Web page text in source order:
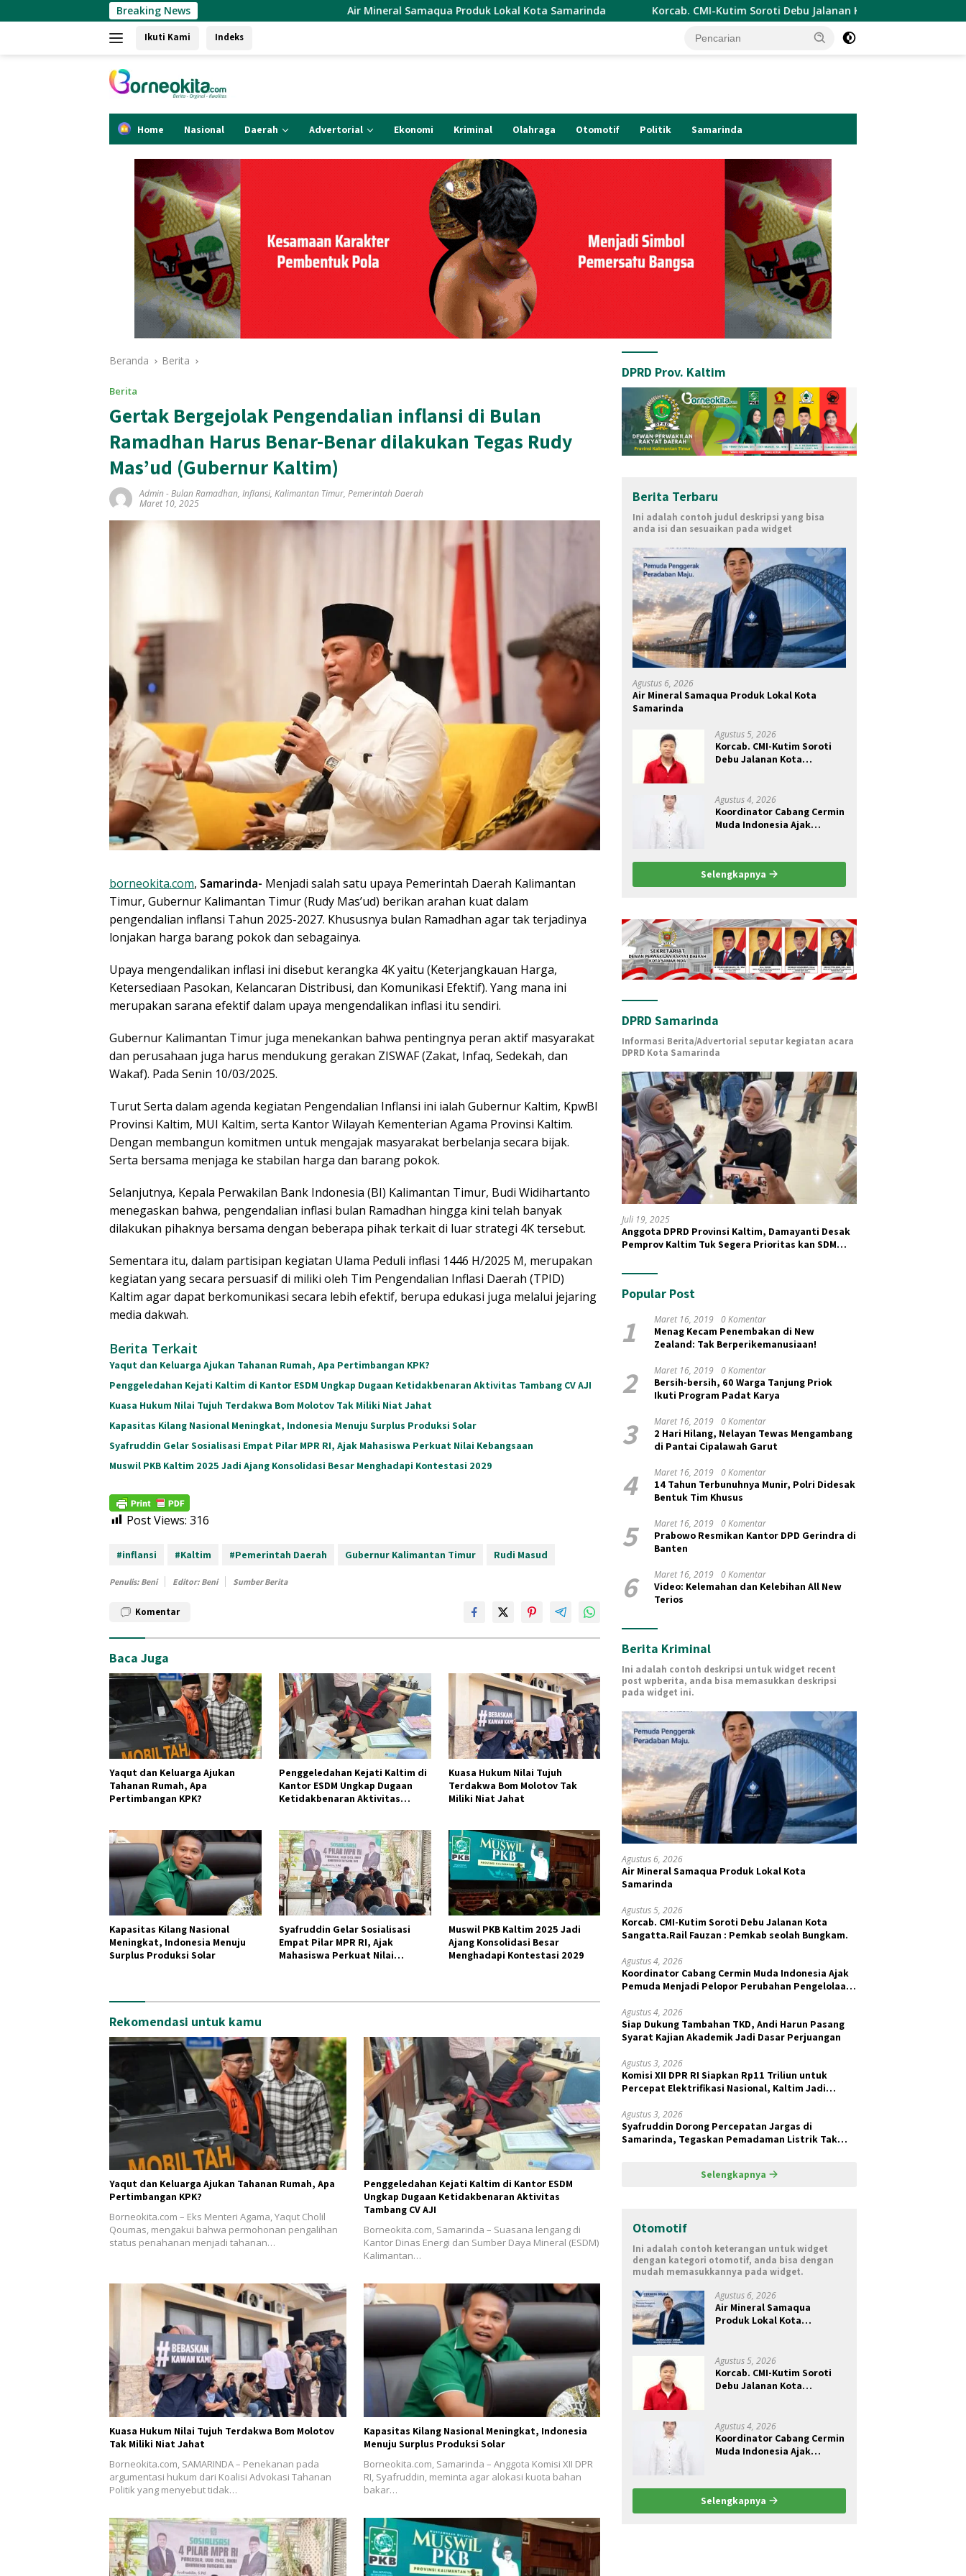
ke
Breaking News Air Mineral Samaqua Produk Lokal Kota Samarinda Korcab. CMI-Kutim Soroti Debu Jalanan Kota Sangatta.Rail Fauzan : Pemkab seolah
Ikuti Kami Indeks
Home Nasional Daerah Advertorial Ekonomi Kriminal Olahraga Otomotif Politik Samarinda
Beranda Berita
Berita
Gertak Bergejolak Pengendalian inflansi di Bulan
Ramadhan Harus Benar-Benar dilakukan Tegas Rudy
Mas’ud (Gubernur Kaltim)
Admin-Bulan Ramadhan, Inflansi, Kalimantan Timur, Pemerintah Daerah
Maret 10, 2025
borneokita.com, Samarinda- Menjadi salah satu upaya Pemerintah Daerah Kalimantan
Timur, Gubernur Kalimantan Timur (Rudy Mas’ud) berikan arahan kuat dalam
pengendalian inflansi Tahun 2025-2027. Khususnya bulan Ramadhan agar tak terjadinya
lonjakan harga barang pokok dan sebagainya.
Upaya mengendalikan inflasi ini disebut kerangka 4K yaitu (Keterjangkauan Harga,
Ketersediaan Pasokan, Kelancaran Distribusi, dan Komunikasi Efektif). Yang mana ini
merupakan sarana efektif dalam upaya mengendalikan inflasi itu sendiri.
Gubernur Kalimantan Timur juga menekankan bahwa pentingnya peran aktif masyarakat
dan perusahaan juga harus mendukung gerakan ZISWAF (Zakat, Infaq, Sedekah, dan
Wakaf). Pada Senin 10/03/2025.
Turut Serta dalam agenda kegiatan Pengendalian Inflansi ini ialah Gubernur Kaltim, KpwBI
Provinsi Kaltim, MUI Kaltim, serta Kantor Wilayah Kementerian Agama Provinsi Kaltim.
Dengan membangun komitmen untuk mengajak masyarakat berbelanja secara bijak.
Serta bersama menjaga ke stabilan harga dan barang pokok.
Selanjutnya, Kepala Perwakilan Bank Indonesia (BI) Kalimantan Timur, Budi Widihartanto
menegaskan bahwa, pengendalian inflasi bulan Ramadhan hingga kini telah banyak
dilakukan pihaknya bersama dengan beberapa pihak terkait di luar strategi 4K tersebut.
Sementara itu, dalam partisipan kegiatan Ulama Peduli inflasi 1446 H/2025 M, merupakan
kegiatan yang secara persuasif di miliki oleh Tim Pengendalian Inflasi Daerah (TPID)
Kaltim agar dapat berkomunikasi secara lebih efektif, berupa edukasi juga melalui jejaring
media dakwah.
Berita Terkait
Yaqut dan Keluarga Ajukan Tahanan Rumah, Apa Pertimbangan KPK?
Penggeledahan Kejati Kaltim di Kantor ESDM Ungkap Dugaan Ketidakbenaran Aktivitas Tambang CV AJI
Kuasa Hukum Nilai Tujuh Terdakwa Bom Molotov Tak Miliki Niat Jahat
Kapasitas Kilang Nasional Meningkat, Indonesia Menuju Surplus Produksi Solar
Syafruddin Gelar Sosialisasi Empat Pilar MPR RI, Ajak Mahasiswa Perkuat Nilai Kebangsaan
Muswil PKB Kaltim 2025 Jadi Ajang Konsolidasi Besar Menghadapi Kontestasi 2029
Post Views: 316
#inflansi #Kaltim #Pemerintah Daerah Gubernur Kalimantan Timur Rudi Masud
Penulis: Beni Editor: Beni Sumber Berita
Komentar
Baca Juga
Yaqut dan Keluarga Ajukan
Tahanan Rumah, Apa
Pertimbangan KPK?
Penggeledahan Kejati Kaltim di
Kantor ESDM Ungkap Dugaan
Ketidakbenaran Aktivitas
Kuasa Hukum Nilai Tujuh
Terdakwa Bom Molotov Tak
Miliki Niat Jahat
Kapasitas Kilang Nasional
Meningkat, Indonesia Menuju
Surplus Produksi Solar
Syafruddin Gelar Sosialisasi
Empat Pilar MPR RI, Ajak
Mahasiswa Perkuat Nilai
Muswil PKB Kaltim 2025 Jadi
Ajang Konsolidasi Besar
Menghadapi Kontestasi 2029
Rekomendasi untuk kamu
Yaqut dan Keluarga Ajukan Tahanan Rumah, Apa
Pertimbangan KPK?
Borneokita.com – Eks Menteri Agama, Yaqut Cholil
Qoumas, mengakui bahwa permohonan pengalihan
status penahanan menjadi tahanan…
Penggeledahan Kejati Kaltim di Kantor ESDM
Ungkap Dugaan Ketidakbenaran Aktivitas
Tambang CV AJI
Borneokita.com, Samarinda – Suasana lengang di
Kantor Dinas Energi dan Sumber Daya Mineral (ESDM)
Kalimantan…
Kuasa Hukum Nilai Tujuh Terdakwa Bom Molotov
Tak Miliki Niat Jahat
Borneokita.com, SAMARINDA – Penekanan pada
argumentasi hukum dari Koalisi Advokasi Tahanan
Politik yang menyebut tidak…
Kapasitas Kilang Nasional Meningkat, Indonesia
Menuju Surplus Produksi Solar
Borneokita.com, Samarinda – Anggota Komisi XII DPR
RI, Syafruddin, meminta agar alokasi kuota bahan
bakar…
DPRD Prov. Kaltim
Berita Terbaru
Ini adalah contoh judul deskripsi yang bisa
anda isi dan sesuaikan pada widget
Agustus 6, 2026
Air Mineral Samaqua Produk Lokal Kota
Samarinda
Agustus 5, 2026
Korcab. CMI-Kutim Soroti
Debu Jalanan Kota
Agustus 4, 2026
Koordinator Cabang Cermin
Muda Indonesia Ajak
Sampah Berkelanjutan
Selengkapnya
DPRD Samarinda
Informasi Berita/Advertorial seputar kegiatan acara
DPRD Kota Samarinda
Juli 19, 2025
Anggota DPRD Provinsi Kaltim, Damayanti Desak
Pemprov Kaltim Tuk Segera Prioritas kan SDM
Popular Post
1 Maret 16, 2019 0 Komentar
Menag Kecam Penembakan di New
Zealand: Tak Berperikemanusiaan!
2 Maret 16, 2019 0 Komentar
Bersih-bersih, 60 Warga Tanjung Priok
Ikuti Program Padat Karya
3 Maret 16, 2019 0 Komentar
2 Hari Hilang, Nelayan Tewas Mengambang
di Pantai Cipalawah Garut
4 Maret 16, 2019 0 Komentar
14 Tahun Terbunuhnya Munir, Polri Didesak
Bentuk Tim Khusus
5 Maret 16, 2019 0 Komentar
Prabowo Resmikan Kantor DPD Gerindra di
Banten
6 Maret 16, 2019 0 Komentar
Video: Kelemahan dan Kelebihan All New
Terios
Berita Kriminal
Ini adalah contoh deskripsi untuk widget recent
post wpberita, anda bisa memasukkan deskripsi
pada widget ini.
Agustus 6, 2026
Air Mineral Samaqua Produk Lokal Kota
Samarinda
Agustus 5, 2026
Korcab. CMI-Kutim Soroti Debu Jalanan Kota
Sangatta.Rail Fauzan : Pemkab seolah Bungkam.
Agustus 4, 2026
Koordinator Cabang Cermin Muda Indonesia Ajak
Pemuda Menjadi Pelopor Perubahan Pengelolaan
Agustus 4, 2026
Siap Dukung Tambahan TKD, Andi Harun Pasang
Syarat Kajian Akademik Jadi Dasar Perjuangan
Agustus 3, 2026
Komisi XII DPR RI Siapkan Rp11 Triliun untuk
Percepat Elektrifikasi Nasional, Kaltim Jadi
Agustus 3, 2026
Syafruddin Dorong Percepatan Jargas di
Samarinda, Tegaskan Pemadaman Listrik Tak
Selengkapnya
Otomotif
Ini adalah contoh keterangan untuk widget
dengan kategori otomotif, anda bisa dengan
mudah memasukkannya pada widget.
Agustus 6, 2026
Air Mineral Samaqua
Produk Lokal Kota
Agustus 5, 2026
Korcab. CMI-Kutim Soroti
Debu Jalanan Kota
Agustus 4, 2026
Koordinator Cabang Cermin
Muda Indonesia Ajak
Sampah Berkelanjutan
Selengkapnya